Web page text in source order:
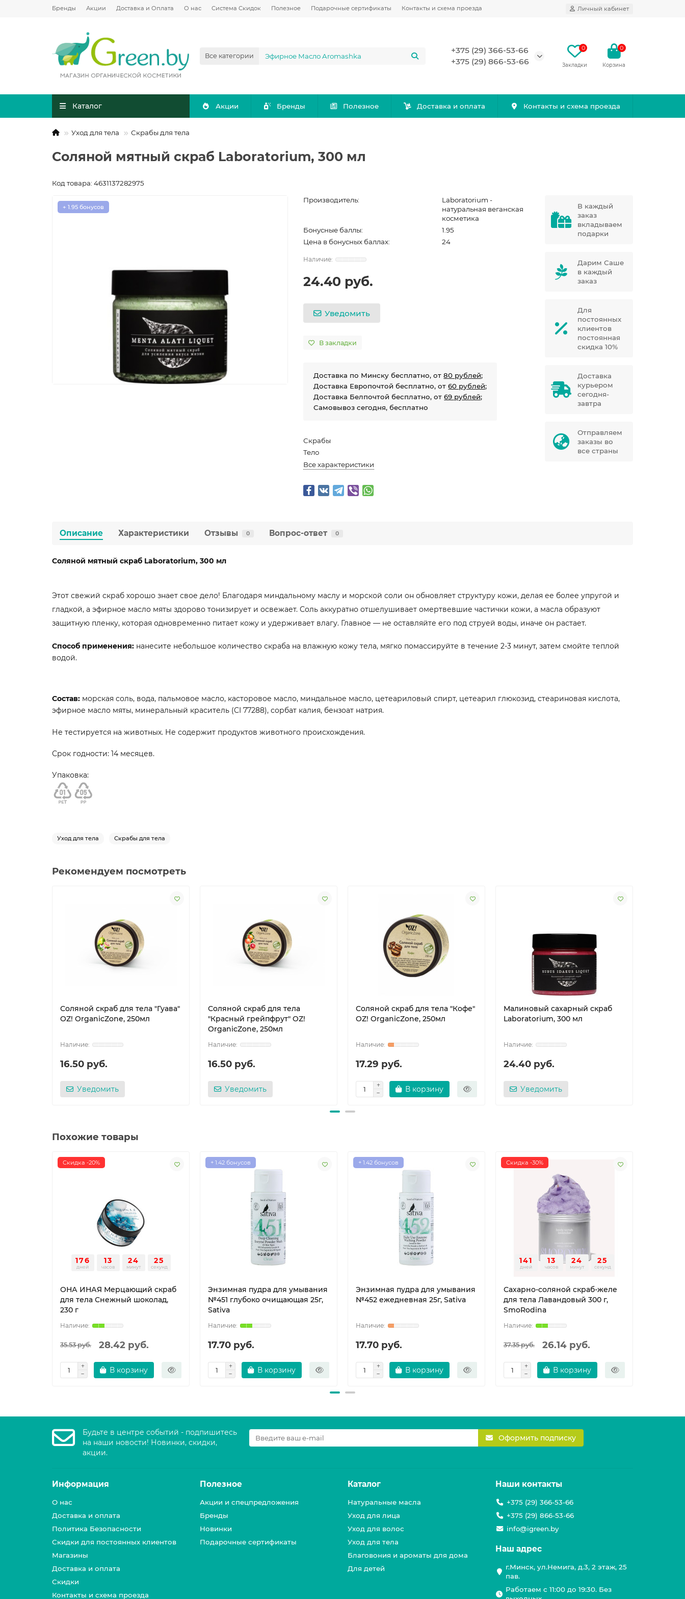
Бренды Акции Доставка и Оплата О нас Система Скидок Полезное Подарочные сертификаты Контакты и схема проезда Личный кабинет
Все категории
+375 (29) 366-53-66
+375 (29) 866-53-66
0
Закладки
0
Корзина
Каталог Акции Бренды Полезное Доставка и оплата Контакты и схема проезда
Уход для тела Скрабы для тела
Соляной мятный скраб Laboratorium, 300 мл
Код товара: 4631137282975
+ 1.95 бонусов
Производитель:
Laboratorium -
натуральная веганская
косметика
Бонусные баллы:
1.95
Цена в бонусных баллах:
24
24.40 руб.
Уведомить
В закладки
Доставка по Минску бесплатно, от80 рублей;
Доставка Европочтой бесплатно, от60 рублей;
Доставка Белпочтой бесплатно, от69 рублей;
Самовывоз сегодня, бесплатно
Скрабы
Тело
Все характеристики
В каждый
заказ
вкладываем
подарки
Дарим Саше
в каждый
заказ
Для
постоянных
клиентов
постоянная
скидка 10%
Доставка
курьером
сегодня-
завтра
Отправляем
заказы во
все страны
Описание Характеристики Отзывы 0 Вопрос-ответ 0
Соляной мятный скраб Laboratorium, 300 мл
Этот свежий скраб хорошо знает свое дело! Благодаря миндальному маслу и морской соли он обновляет структуру кожи, делая ее более упругой и
гладкой, а эфирное масло мяты здорово тонизирует и освежает. Соль аккуратно отшелушивает омертвевшие частички кожи, а масла образуют
защитную пленку, которая одновременно питает кожу и удерживает влагу. Главное — не оставляйте его под струей воды, иначе он растает.
Способ применения: нанесите небольшое количество скраба на влажную кожу тела, мягко помассируйте в течение 2-3 минут, затем смойте теплой
водой.
Состав: морская соль, вода, пальмовое масло, касторовое масло, миндальное масло, цетеариловый спирт, цетеарил глюкозид, стеариновая кислота,
эфирное масло мяты, минеральный краситель (CI 77288), сорбат калия, бензоат натрия.
Не тестируется на животных. Не содержит продуктов животного происхождения.
Срок годности: 14 месяцев.
Упаковка:
Уход для тела Скрабы для тела
Рекомендуем посмотреть
Соляной скраб для тела "Гуава"
OZ! OrganicZone, 250мл
16.50 руб.
Уведомить
Соляной скраб для тела
"Красный грейпфрут" OZ!
OrganicZone, 250мл
16.50 руб.
Уведомить
Соляной скраб для тела "Кофе"
OZ! OrganicZone, 250мл
17.29 руб.
В корзину
Малиновый сахарный скраб
Laboratorium, 300 мл
24.40 руб.
Уведомить
Похожие товары
Скидка -20%
176
дней
13
часов
24
минут
24
секунд
ОНА ИНАЯ Мерцающий скраб
для тела Снежный шоколад,
230 г
35.53 руб. 28.42 руб.
В корзину
+ 1.42 бонусов
Энзимная пудра для умывания
№451 глубоко очищающая 25г,
Sativa
17.70 руб.
В корзину
+ 1.42 бонусов
Энзимная пудра для умывания
№452 ежедневная 25г, Sativa
17.70 руб.
В корзину
Скидка -30%
141
дней
13
часов
24
минут
24
секунд
Сахарно-соляной скраб-желе
для тела Лавандовый 300 г,
SmoRodina
37.35 руб. 26.14 руб.
В корзину
Будьте в центре событий - подпишитесь
на наши новости! Новинки, скидки,
акции.
Оформить подписку
Информация
О нас
Доставка и оплата
Политика Безопасности
Скидки для постоянных клиентов
Магазины
Доставка и оплата
Скидки
Контакты и схема проезда
Полезное
Акции и спецпредложения
Бренды
Новинки
Подарочные сертификаты
Каталог
Натуральные масла
Уход для лица
Уход для волос
Уход для тела
Благовония и ароматы для дома
Для детей
Наши контакты
+375 (29) 366-53-66
+375 (29) 866-53-66
info@igreen.by
Наш адрес
г.Минск, ул.Немига, д.3, 2 этаж, 25
пав.
Работаем с 11:00 до 19:30. Без